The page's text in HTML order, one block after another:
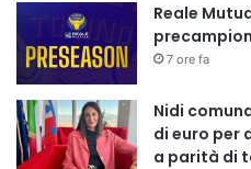
Reale
7 ore fa
Nidi
di euro per
a parità di